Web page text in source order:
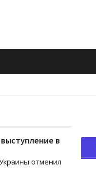
в
отменил